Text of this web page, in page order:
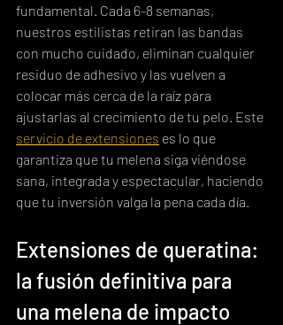
fundamental. Cada 6-8 semanas,
nuestros estilistas retiran las bandas
con mucho cuidado, eliminan cualquier
residuo de adhesivo y las vuelven a
colocar más cerca de la raíz para
ajustarlas al crecimiento de tu pelo. Este
servicio de extensiones es lo que
garantiza que tu melena siga viéndose
sana, integrada y espectacular, haciendo
que tu inversión valga la pena cada día.
Extensiones de queratina:
la fusión definitiva para
una melena de impacto